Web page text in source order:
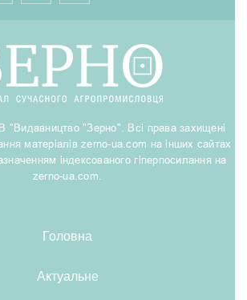
"Зерно". Всі права захищені
матеріалів zerno-ua.com на інших сайтах
індексованого гіперпосилання на
zerno-ua.com.
Головна
Актуальне